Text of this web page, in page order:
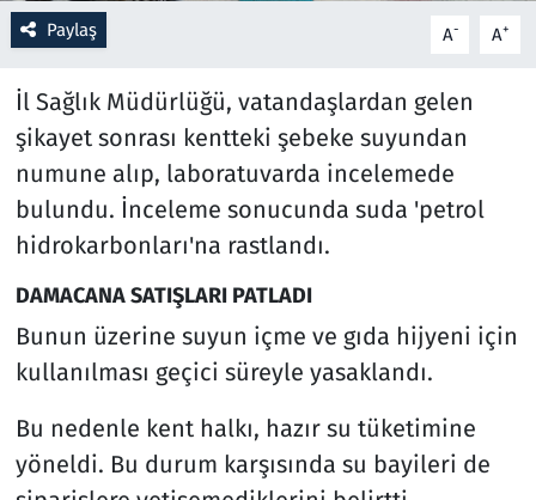
Paylaş A- A+
İl Sağlık Müdürlüğü, vatandaşlardan gelen
şikayet sonrası kentteki şebeke suyundan
numune alıp, laboratuvarda incelemede
bulundu. İnceleme sonucunda suda 'petrol
hidrokarbonları'na rastlandı.
DAMACANA SATIŞLARI PATLADI
Bunun üzerine suyun içme ve gıda hijyeni için
kullanılması geçici süreyle yasaklandı.
Bu nedenle kent halkı, hazır su tüketimine
yöneldi. Bu durum karşısında su bayileri de
Seçim 2023
Spor
Teknoloji ve Bilim
Televizyon